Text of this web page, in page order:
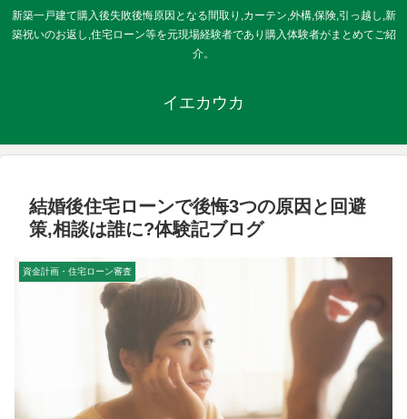
新築一戸建て購入後失敗後悔原因となる間取り,カーテン,外構,保険,引っ越し,新
築祝いのお返し,住宅ローン等を元現場経験者であり購入体験者がまとめてご紹
介。
イエカウカ
結婚後住宅ローンで後悔3つの原因と回避
策,相談は誰に?体験記ブログ
資金計画・住宅ローン審査